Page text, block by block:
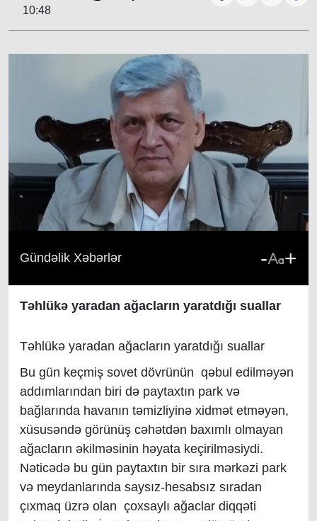
10:48
Gündəlik Xəbərlər - +
Təhlükə yaradan ağacların yaratdığı suallar
Təhlükə yaradan ağacların yaratdığı suallar
Bu gün keçmiş sovet dövrünün qəbul edilməyən
addımlarından biri də paytaxtın park və
bağlarında havanın təmizliyinə xidmət etməyən,
xüsusəndə görünüş cəhətdən baxımlı olmayan
ağacların əkilməsinin həyata keçirilməsiydi.
Nəticədə bu gün paytaxtın bir sıra mərkəzi park
və meydanlarında saysız-hesabsız sıradan
çıxmaq üzrə olan çoxsaylı ağaclar diqqəti